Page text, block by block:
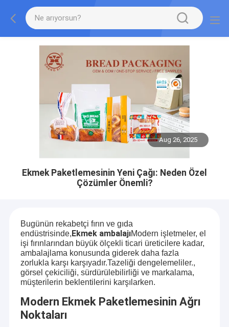
Aug 26, 2025
Ekmek Paketlemesinin Yeni Çağı: Neden Özel
Çözümler Önemli?
Bugünün rekabetçi fırın ve gıda
endüstrisinde, Ekmek ambalajıModern işletmeler, el
işi fırınlarından büyük ölçekli ticari üreticilere kadar,
ambalajlama konusunda giderek daha fazla
zorlukla karşı karşıyadır.Tazeliği dengelemeliler.,
görsel çekiciliği, sürdürülebilirliği ve markalama,
müşterilerin beklentilerini karşılarken.
Modern Ekmek Paketlemesinin Ağrı
Noktaları